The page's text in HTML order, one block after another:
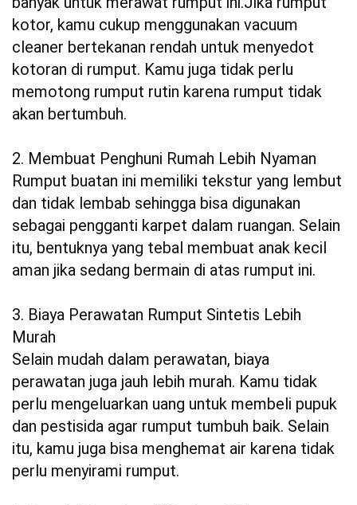
kotor, kamu cukup menggunakan vacuum
cleaner bertekanan rendah untuk menyedot
kotoran di rumput. Kamu juga tidak perlu
memotong rumput rutin karena rumput tidak
akan bertumbuh.
2. Membuat Penghuni Rumah Lebih Nyaman
Rumput buatan ini memiliki tekstur yang lembut
dan tidak lembab sehingga bisa digunakan
sebagai pengganti karpet dalam ruangan. Selain
itu, bentuknya yang tebal membuat anak kecil
aman jika sedang bermain di atas rumput ini.
3. Biaya Perawatan Rumput Sintetis Lebih
Murah
Selain mudah dalam perawatan, biaya
perawatan juga jauh lebih murah. Kamu tidak
perlu mengeluarkan uang untuk membeli pupuk
dan pestisida agar rumput tumbuh baik. Selain
itu, kamu juga bisa menghemat air karena tidak
perlu menyirami rumput.